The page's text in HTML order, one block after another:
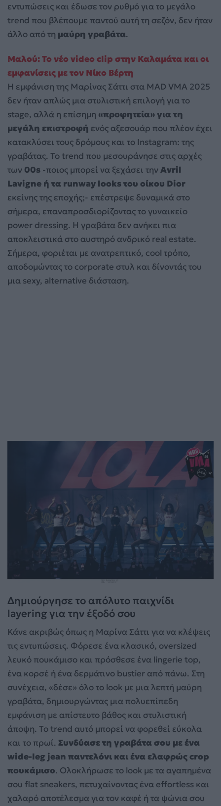
εντυπώσεις και έδωσε τον ρυθμό για το μεγάλο
trend που βλέπουμε παντού αυτή τη σεζόν, δεν ήταν
άλλο από τη μαύρη γραβάτα.
Μαλού: Το νέο video clip στην Καλαμάτα και οι
εμφανίσεις με τον Νίκο Βέρτη
Η εμφάνιση της Μαρίνας Σάττι στα MAD VMA 2025
δεν ήταν απλώς μια στυλιστική επιλογή για το
stage, αλλά η επίσημη «προφητεία» για τη
μεγάλη επιστροφή ενός αξεσουάρ που πλέον έχει
κατακλύσει τους δρόμους και το Instagram: της
γραβάτας. Το trend που μεσουράνησε στις αρχές
των 00s -ποιος μπορεί να ξεχάσει τηνAvril
Lavigne ή τα runway looks του οίκου Dior
εκείνης της εποχής;- επέστρεψε δυναμικά στο
σήμερα, επαναπροσδιορίζοντας το γυναικείο
power dressing. Η γραβάτα δεν ανήκει πια
αποκλειστικά στο αυστηρό ανδρικό real estate.
Σήμερα, φοριέται με ανατρεπτικό, cool τρόπο,
αποδομώντας το corporate στυλ και δίνοντάς του
μια sexy, alternative διάσταση.
Δημιούργησε το απόλυτο παιχνίδι
layering για την έξοδό σου
Κάνε ακριβώς όπως η Μαρίνα Σάττι για να κλέψεις
τις εντυπώσεις. Φόρεσε ένα κλασικό, oversized
λευκό πουκάμισο και πρόσθεσε ένα lingerie top,
ένα κορσέ ή ένα δερμάτινο bustier από πάνω. Στη
συνέχεια, «δέσε» όλο το look με μια λεπτή μαύρη
γραβάτα, δημιουργώντας μια πολυεπίπεδη
εμφάνιση με απίστευτο βάθος και στυλιστική
άποψη. Το trend αυτό μπορεί να φορεθεί εύκολα
και το πρωί. Συνδύασε τη γραβάτα σου με ένα
wide-leg jean παντελόνι και ένα ελαφρώς crop
πουκάμισο. Ολοκλήρωσε το look με τα αγαπημένα
σου flat sneakers, πετυχαίνοντας ένα effortless και
χαλαρό αποτέλεσμα για τον καφέ ή τα ψώνια σου